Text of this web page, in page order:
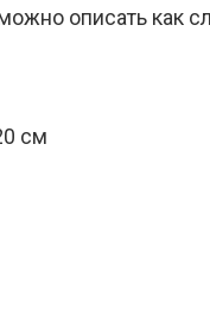
описать как
см